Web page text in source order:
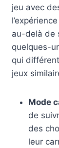
jeu avec
au-delà de
quelques-
qui
jeux
Mode
de
des
leur